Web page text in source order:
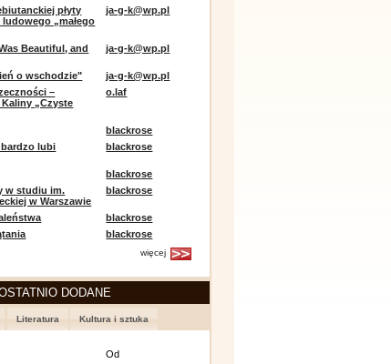
płyty
ludowego „małego
ja-g-k@wp.pl
Beautiful, and
ja-g-k@wp.pl
o wschodzie"
ja-g-k@wp.pl
–
Kaliny „Czyste
o.laf
blackrose
lubi
blackrose
blackrose
w studiu im.
w Warszawie
blackrose
blackrose
blackrose
więcej
DODANE
Literatura Kultura i sztuka
Od